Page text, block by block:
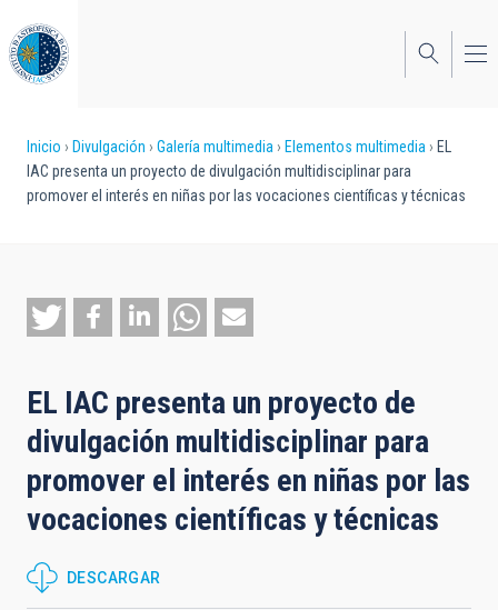
al
contenido
principal
Sobrescribir
enlaces
a
la
navegación
Inicio Divulgación Galería multimedia Elementos multimedia
EL
IAC presenta un proyecto de divulgación multidisciplinar para
promover el interés en niñas por las vocaciones científicas y técnicas
EL IAC presenta un proyecto de
divulgación multidisciplinar para
promover el interés en niñas por las
vocaciones científicas y técnicas
DESCARGAR